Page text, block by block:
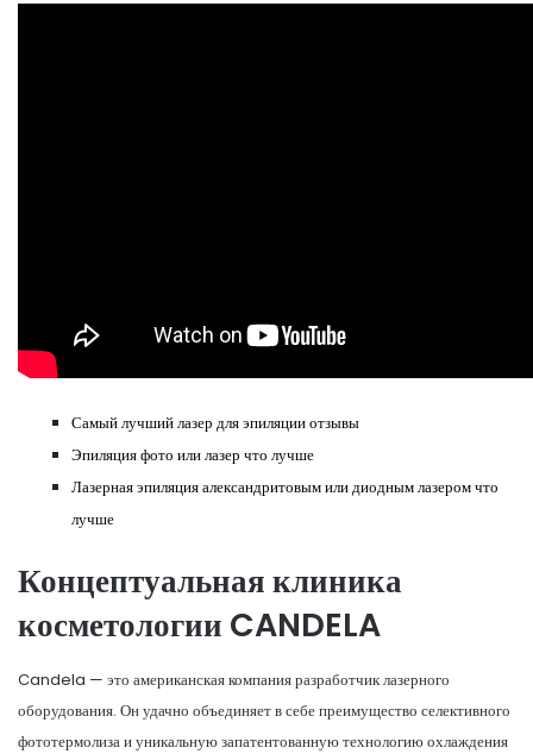
Самый лучший лазер для эпиляции отзывы
Эпиляция фото или лазер что лучше
Лазерная эпиляция александритовым или диодным лазером что
лучше
Концептуальная клиника
косметологии CANDELA
Candela — это американская компания разработчик лазерного
оборудования. Он удачно объединяет в себе преимущество селективного
фототермолиза и уникальную запатентованную технологию охлаждения